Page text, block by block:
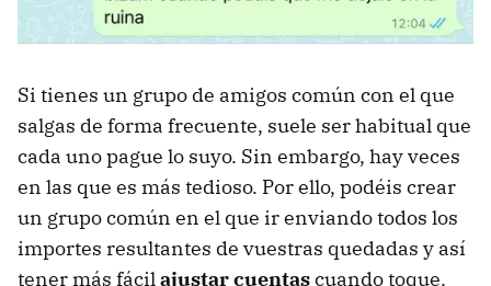
Si tienes un grupo de amigos común con el que
salgas de forma frecuente, suele ser habitual que
cada uno pague lo suyo. Sin embargo, hay veces
en las que es más tedioso. Por ello, podéis crear
un grupo común en el que ir enviando todos los
importes resultantes de vuestras quedadas y así
tener más fácilajustar cuentascuando toque.